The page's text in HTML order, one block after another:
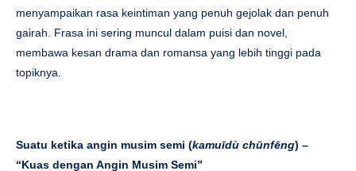
menyampaikan rasa keintiman yang penuh gejolak dan penuh
gairah. Frasa ini sering muncul dalam puisi dan novel,
membawa kesan drama dan romansa yang lebih tinggi pada
topiknya.
Suatu ketika angin musim semi (kamuīdù chūnfēng) –
“Kuas dengan Angin Musim Semi”